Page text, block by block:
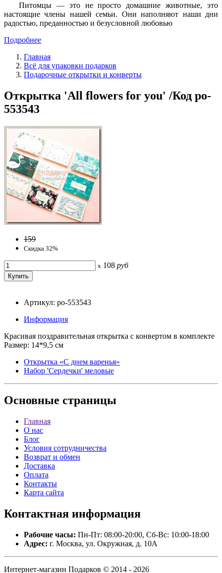
Питомцы — это не просто домашние животные, это
настоящие члены нашей семьи. Они наполняют наши дни
радостью, преданностью и безусловной любовью
Подробнее
Главная
Всё для упаковки подарков
Подарочные открытки и конверты
Открытка 'All flowers for you' /Код po-
553543
159
Скидка 32%
x 108 руб
Артикул: po-553543
Информация
Красивая поздравительная открытка с конвертом в комплекте
Размер: 14*9,5 см
Открытка «С днем варенья»
Набор 'Сердечки' меловые
Основные страницы
Главная
О нас
Блог
Условия сотрудничества
Возврат и обмен
Доставка
Оплата
Контакты
Карта сайта
Контактная информация
Рабочие часы: Пн-Пт: 08:00-20:00, Сб-Вс: 10:00-18:00
Адрес: г. Москва, ул. Окружная, д. 10А
Интернет-магазин Подарков © 2014 - 2026